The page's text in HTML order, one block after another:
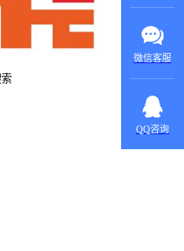
微信客服
QQ咨询
在线咨
询：
420022879
在线咨